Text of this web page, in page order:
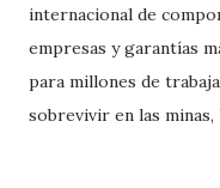
internacional de
empresas y garantías
para millones de
sobrevivir en las